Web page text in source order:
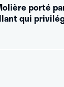
porté
qui